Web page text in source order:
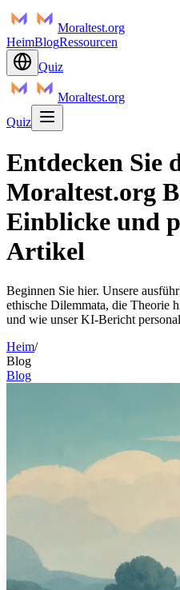
Moraltest.org
HeimBlogRessourcen
Quiz
Moraltest.org
Quiz
Entdecken Sie
Moraltest.org
Einblicke und
Artikel
Beginnen Sie hier. Unsere
ethische Dilemmata, die Theorie
und wie unser KI-Bericht
Heim/
Blog
Blog